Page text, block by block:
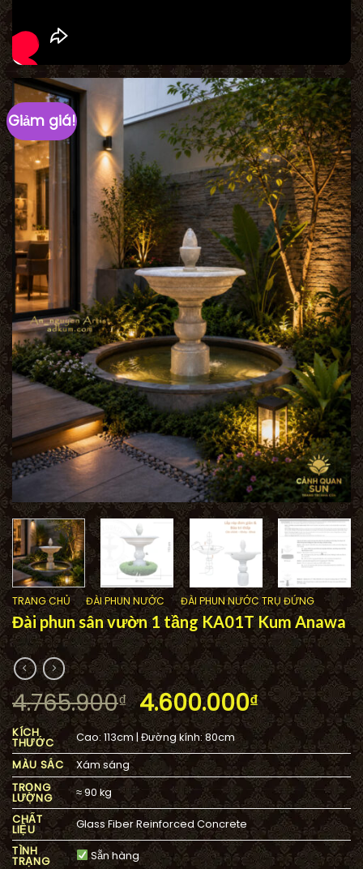
Giảm giá!
TRANG CHỦ ĐÀI PHUN NƯỚC / ĐÀI PHUN NƯỚC TRỤ ĐỨNG
Đài phun sân vườn 1 tầng KA01T Kum Anawa
4.765.900₫ Giá
gốc
là:
4.765.900₫.
4.600.000₫Giá
hiện
tại
là:
KÍCH
THƯỚC
Cao: 113cm | Đường kính: 80cm
MÀU SẮC
Xám sáng
TRỌNG
LƯỢNG
≈ 90 kg
CHẤT
LIỆU
Glass Fiber Reinforced Concrete
TÌNH
TRẠNG
Sẵn hàng